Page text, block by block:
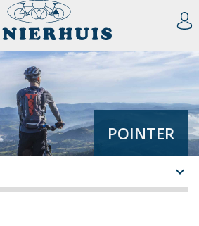
POINTER
